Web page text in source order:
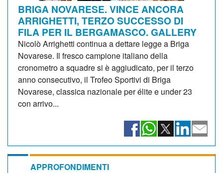
BRIGA NOVARESE. VINCE ANCORA
ARRIGHETTI, TERZO SUCCESSO DI
FILA PER IL BERGAMASCO. GALLERY
Nicolò Arrighetti continua a dettare legge a Briga
Novarese. Il fresco campione italiano della
cronometro a squadre si è aggiudicato, per il terzo
anno consecutivo, il Trofeo Sportivi di Briga
Novarese, classica nazionale per élite e under 23
con arrivo...
APPROFONDIMENTI